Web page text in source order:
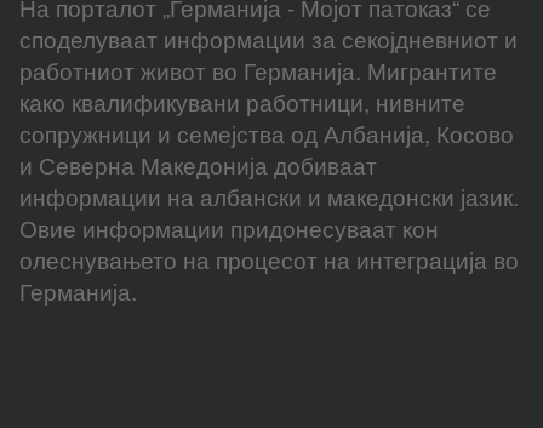
На порталот „Германија - Мојот патоказ“ се
споделуваат информации за секојдневниот и
работниот живот во Германија. Мигрантите
како квалификувани работници, нивните
сопружници и семејства од Албанија, Косово
и Северна Македонија добиваат
информации на албански и македонски јазик.
Овие информации придонесуваат кон
олеснувањето на процесот на интеграција во
Германија.